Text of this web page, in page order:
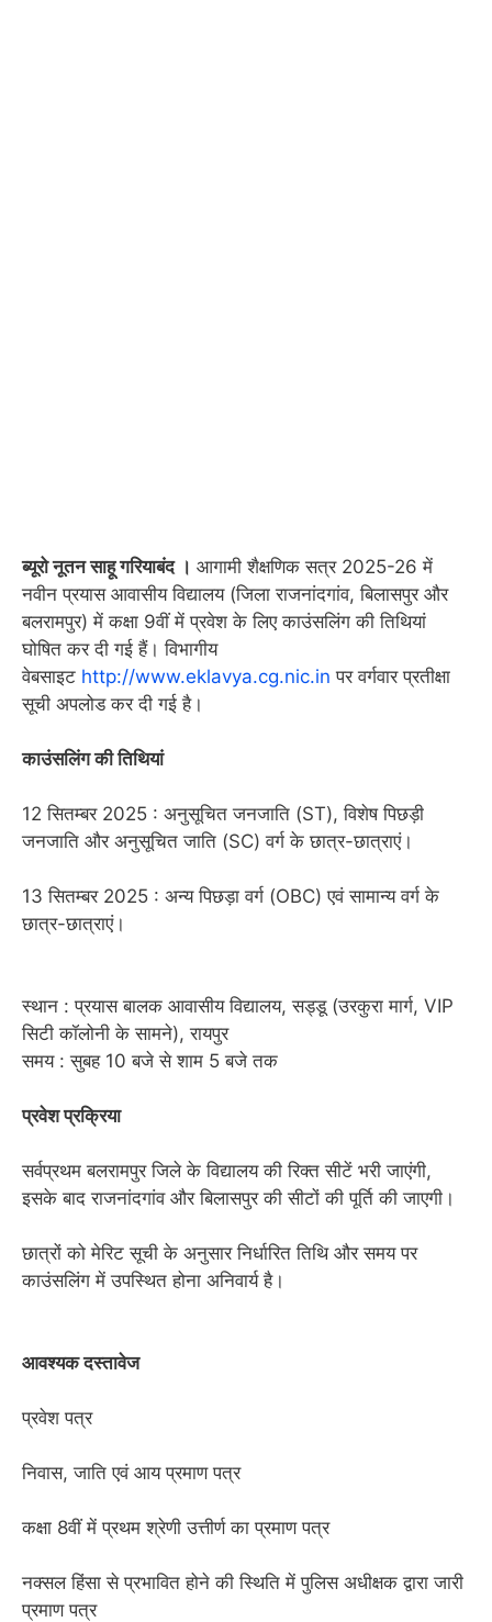
ब्यूरो नूतन साहू गरियाबंद । आगामी शैक्षणिक सत्र 2025-26 में
नवीन प्रयास आवासीय विद्यालय (जिला राजनांदगांव, बिलासपुर और
बलरामपुर) में कक्षा 9वीं में प्रवेश के लिए काउंसलिंग की तिथियां
घोषित कर दी गई हैं। विभागीय
वेबसाइट http://www.eklavya.cg.nic.in पर वर्गवार प्रतीक्षा
सूची अपलोड कर दी गई है।
काउंसलिंग की तिथियां
12 सितम्बर 2025 : अनुसूचित जनजाति (ST), विशेष पिछड़ी
जनजाति और अनुसूचित जाति (SC) वर्ग के छात्र-छात्राएं।
13 सितम्बर 2025 : अन्य पिछड़ा वर्ग (OBC) एवं सामान्य वर्ग के
छात्र-छात्राएं।
स्थान : प्रयास बालक आवासीय विद्यालय, सड्डू (उरकुरा मार्ग, VIP
सिटी कॉलोनी के सामने), रायपुर
समय : सुबह 10 बजे से शाम 5 बजे तक
प्रवेश प्रक्रिया
सर्वप्रथम बलरामपुर जिले के विद्यालय की रिक्त सीटें भरी जाएंगी,
इसके बाद राजनांदगांव और बिलासपुर की सीटों की पूर्ति की जाएगी।
छात्रों को मेरिट सूची के अनुसार निर्धारित तिथि और समय पर
काउंसलिंग में उपस्थित होना अनिवार्य है।
आवश्यक दस्तावेज
प्रवेश पत्र
निवास, जाति एवं आय प्रमाण पत्र
कक्षा 8वीं में प्रथम श्रेणी उत्तीर्ण का प्रमाण पत्र
नक्सल हिंसा से प्रभावित होने की स्थिति में पुलिस अधीक्षक द्वारा जारी
प्रमाण पत्र